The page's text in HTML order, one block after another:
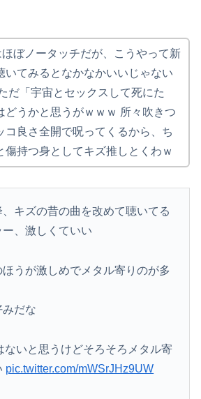
ぼノータッチだが、こうやって新
いてみるとなかなかいいじゃない
だ「宇宙とセックスして死にた
どうかと思うがｗｗｗ 所々吹きつ
コ良さ全開で呪ってくるから、ち
傷持つ身としてキズ推しとくわｗ
キズの昔の曲を改めて聴いてる
、激しくていい
うが激しめでメタル寄りのが多
だな
ないと思うけどそろそろメタル寄
pic.twitter.com/mWSrJHz9UW